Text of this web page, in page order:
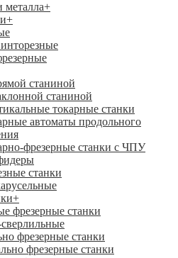
металла+
+
станиной
станиной
токарные станки
автоматы продольного
фрезерные станки с ЧПУ
станки
+
фрезерные станки
фрезерные станки
фрезерные станки